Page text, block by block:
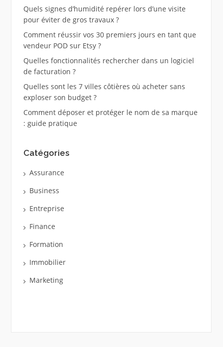
Quels signes d’humidité repérer lors d’une visite
pour éviter de gros travaux ?
Comment réussir vos 30 premiers jours en tant que
vendeur POD sur Etsy ?
Quelles fonctionnalités rechercher dans un logiciel
de facturation ?
Quelles sont les 7 villes côtières où acheter sans
exploser son budget ?
Comment déposer et protéger le nom de sa marque
: guide pratique
Catégories
Assurance
Business
Entreprise
Finance
Formation
Immobilier
Marketing